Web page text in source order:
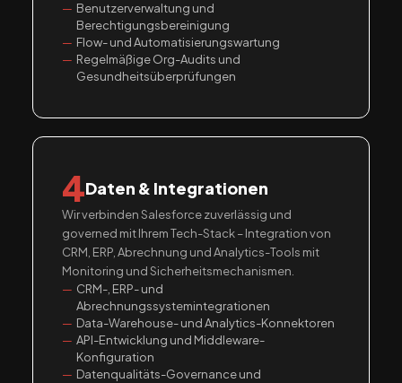
Benutzerverwaltung und
Berechtigungsbereinigung
Flow- und Automatisierungswartung
Regelmäßige Org-Audits und
Gesundheitsüberprüfungen
4Daten & Integrationen
Wir verbinden Salesforce zuverlässig und
governed mit Ihrem Tech-Stack – Integration von
CRM, ERP, Abrechnung und Analytics-Tools mit
Monitoring und Sicherheitsmechanismen.
CRM-, ERP- und
Abrechnungssystemintegrationen
Data-Warehouse- und Analytics-Konnektoren
API-Entwicklung und Middleware-
Konfiguration
Datenqualitäts-Governance und